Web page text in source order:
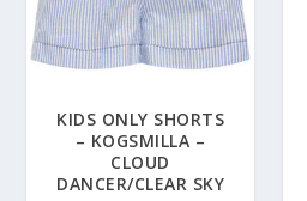
KIDS ONLY SHORTS
– KOGSMILLA –
CLOUD
DANCER/CLEAR SKY